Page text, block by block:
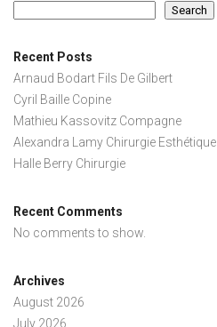
Search
Recent Posts
Arnaud Bodart Fils De Gilbert
Cyril Baille Copine
Mathieu Kassovitz Compagne
Alexandra Lamy Chirurgie Esthétique
Halle Berry Chirurgie
Recent Comments
No comments to show.
Archives
August 2026
July 2026